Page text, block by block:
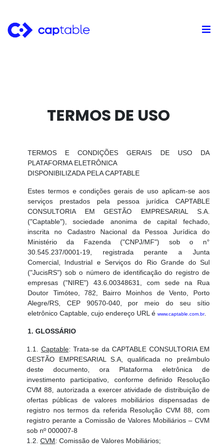
TERMOS DE USO
TERMOS E CONDIÇÕES GERAIS DE USO DA
PLATAFORMA ELETRÔNICA
DISPONIBILIZADA PELA CAPTABLE
Estes termos e condições gerais de uso aplicam-se aos
serviços prestados pela pessoa jurídica CAPTABLE
CONSULTORIA EM GESTÃO EMPRESARIAL S.A.
("Captable"), sociedade anonima de capital fechado,
inscrita no Cadastro Nacional da Pessoa Jurídica do
Ministério da Fazenda ("CNPJ/MF") sob o n°
30.545.237/0001-19, registrada perante a Junta
Comercial, Industrial e Serviços do Rio Grande do Sul
("JucisRS") sob o número de identificação do registro de
empresas ("NIRE") 43.6.00348631, com sede na Rua
Doutor Timóteo, 782, Bairro Moinhos de Vento, Porto
Alegre/RS, CEP 90570-040, por meio do seu sítio
eletrônico Captable, cujo endereço URL é www.captable.com.br.
1. GLOSSÁRIO
1.1. Captable: Trata-se da CAPTABLE CONSULTORIA EM
GESTÃO EMPRESARIAL S.A, qualificada no preâmbulo
deste documento, ora Plataforma eletrônica de
investimento participativo, conforme definido Resolução
CVM 88, autorizada a exercer atividade de distribuição de
ofertas públicas de valores mobiliários dispensadas de
registro nos termos da referida Resolução CVM 88, com
registro perante a Comissão de Valores Mobiliários – CVM
sob nº 000007-8
1.2. CVM: Comissão de Valores Mobiliários;